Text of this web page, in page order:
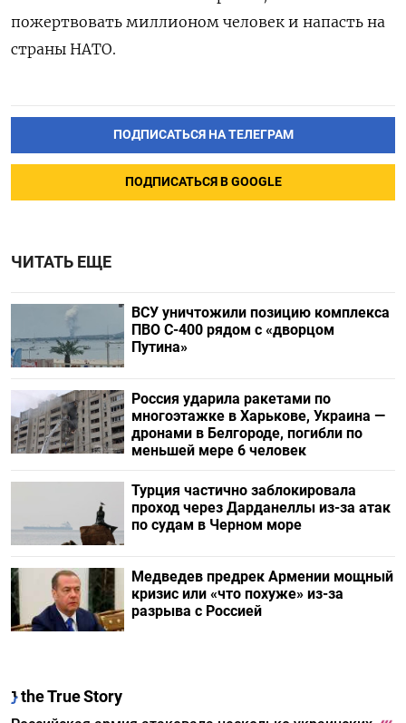
пожертвовать миллионом человек и напасть на
страны НАТО.
ПОДПИСАТЬСЯ НА ТЕЛЕГРАМ
ПОДПИСАТЬСЯ В GOOGLE
ЧИТАТЬ ЕЩЕ
ВСУ уничтожили позицию комплекса
ПВО С-400 рядом с «дворцом
Путина»
Россия ударила ракетами по
многоэтажке в Харькове, Украина —
дронами в Белгороде, погибли по
меньшей мере 6 человек
Турция частично заблокировала
проход через Дарданеллы из-за атак
по судам в Черном море
Медведев предрек Армении мощный
кризис или «что похуже» из-за
разрыва с Россией